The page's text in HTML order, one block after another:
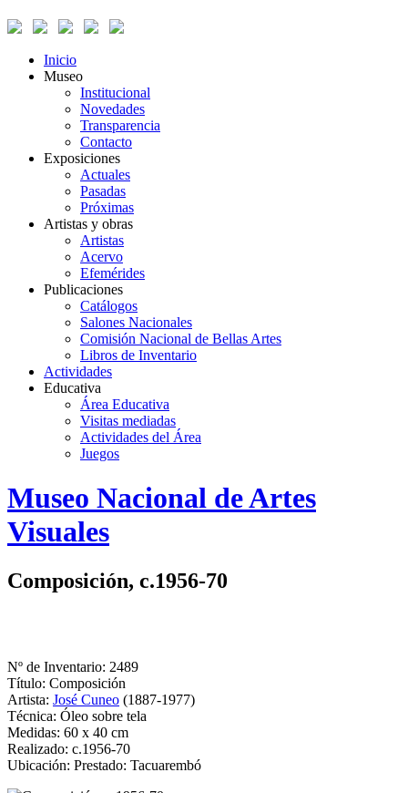
Inicio
Museo
Institucional
Novedades
Transparencia
Contacto
Exposiciones
Actuales
Pasadas
Próximas
Artistas y obras
Artistas
Acervo
Efemérides
Publicaciones
Catálogos
Salones Nacionales
Comisión Nacional de Bellas Artes
Libros de Inventario
Actividades
Educativa
Área Educativa
Visitas mediadas
Actividades del Área
Juegos
Logo
MNAV
Museo Nacional de Artes
Visuales
Composición, c.1956-70
Nº de Inventario: 2489
Título: Composición
Artista: José Cuneo (1887-1977)
Técnica: Óleo sobre tela
Medidas: 60 x 40 cm
Realizado: c.1956-70
Ubicación: Prestado: Tacuarembó